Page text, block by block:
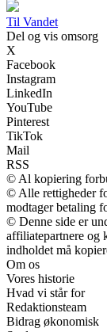
Til Vandet
Del og vis omsorg
X
Facebook
Instagram
LinkedIn
YouTube
Pinterest
TikTok
Mail
RSS
© Al kopiering
© Alle rettigheder
modtager betaling
© Denne side er
affiliatepartnere og
indholdet må
Om os
Vores historie
Hvad vi står for
Redaktionsteam
Bidrag økonomisk